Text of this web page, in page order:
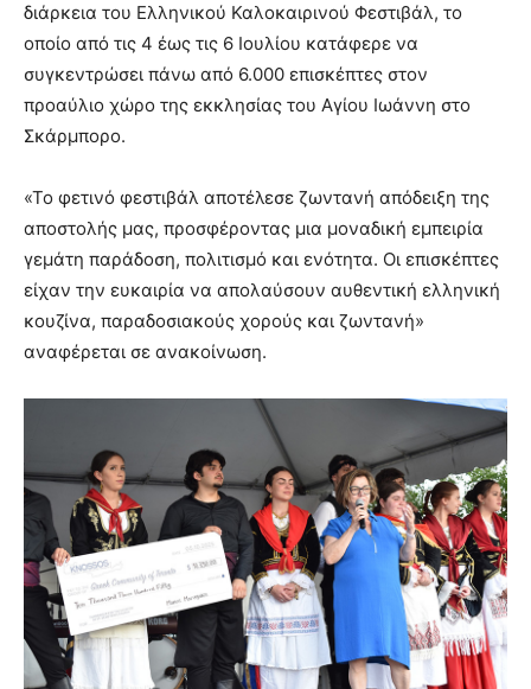
διάρκεια του Ελληνικού Καλοκαιρινού Φεστιβάλ, το
οποίο από τις 4 έως τις 6 Ιουλίου κατάφερε να
συγκεντρώσει πάνω από 6.000 επισκέπτες στον
προαύλιο χώρο της εκκλησίας του Αγίου Ιωάννη στο
Σκάρμπορο.
«Το φετινό φεστιβάλ αποτέλεσε ζωντανή απόδειξη της
αποστολής μας, προσφέροντας μια μοναδική εμπειρία
γεμάτη παράδοση, πολιτισμό και ενότητα. Οι επισκέπτες
είχαν την ευκαιρία να απολαύσουν αυθεντική ελληνική
κουζίνα, παραδοσιακούς χορούς και ζωντανή»
αναφέρεται σε ανακοίνωση.